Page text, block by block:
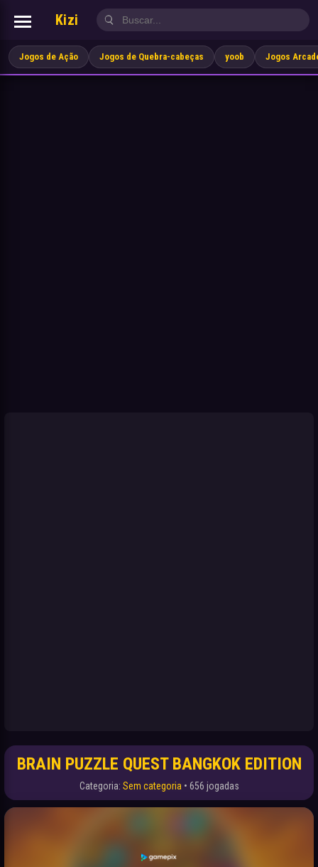
Kizi
Jogos de Ação Jogos de Quebra-cabeças yoob Jogos
BRAIN PUZZLE QUEST BANGKOK EDITION
Categoria: Sem categoria • 656 jogadas